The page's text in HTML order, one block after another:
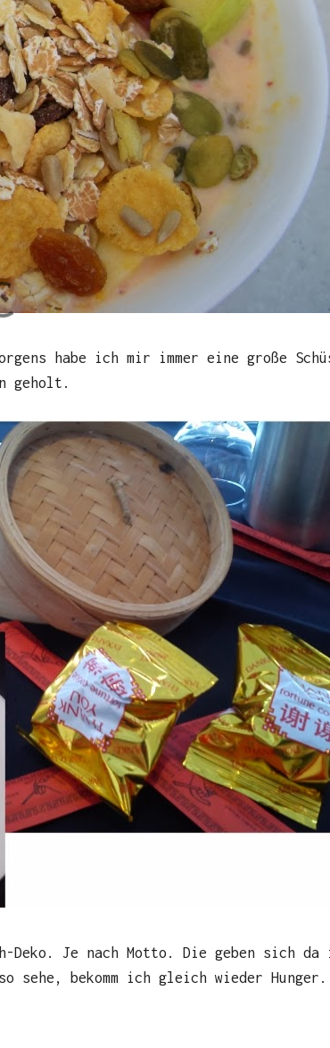
habe ich mir immer eine große
geholt.
Deko. Je nach Motto. Die geben sich da
bekomm ich gleich wieder Hunger.